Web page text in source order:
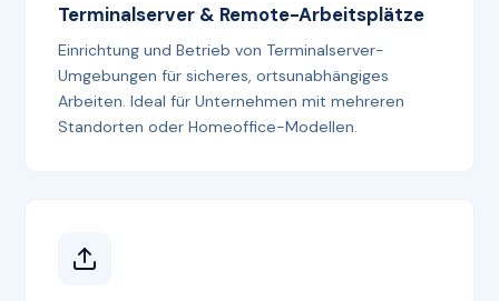
Terminalserver & Remote-Arbeitsplätze
Einrichtung und Betrieb von Terminalserver-
Umgebungen für sicheres, ortsunabhängiges
Arbeiten. Ideal für Unternehmen mit mehreren
Standorten oder Homeoffice-Modellen.